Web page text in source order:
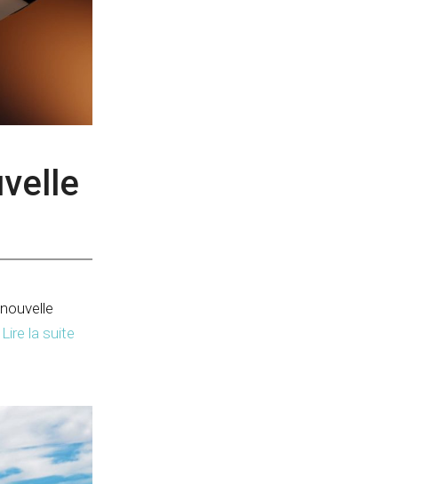
Lire la suite